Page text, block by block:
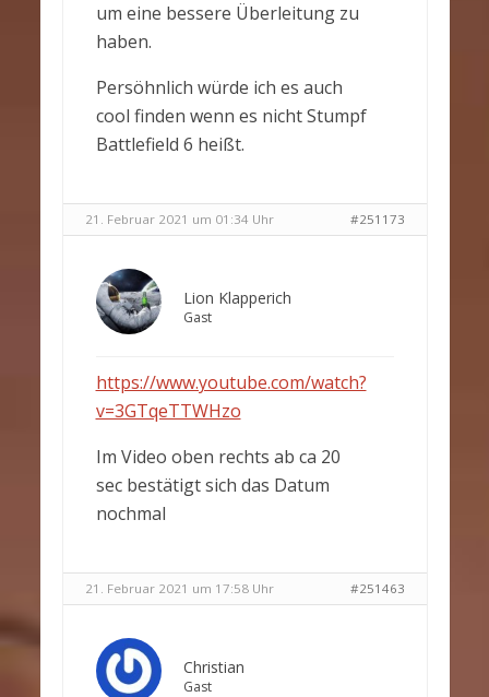
um eine bessere Überleitung zu
haben.
Persöhnlich würde ich es auch
cool finden wenn es nicht Stumpf
Battlefield 6 heißt.
21. Februar 2021 um 01:34 Uhr #251173
Lion Klapperich
Gast
https://www.youtube.com/watch?
v=3GTqeTTWHzo
Im Video oben rechts ab ca 20
sec bestätigt sich das Datum
nochmal
21. Februar 2021 um 17:58 Uhr #251463
Christian
Gast